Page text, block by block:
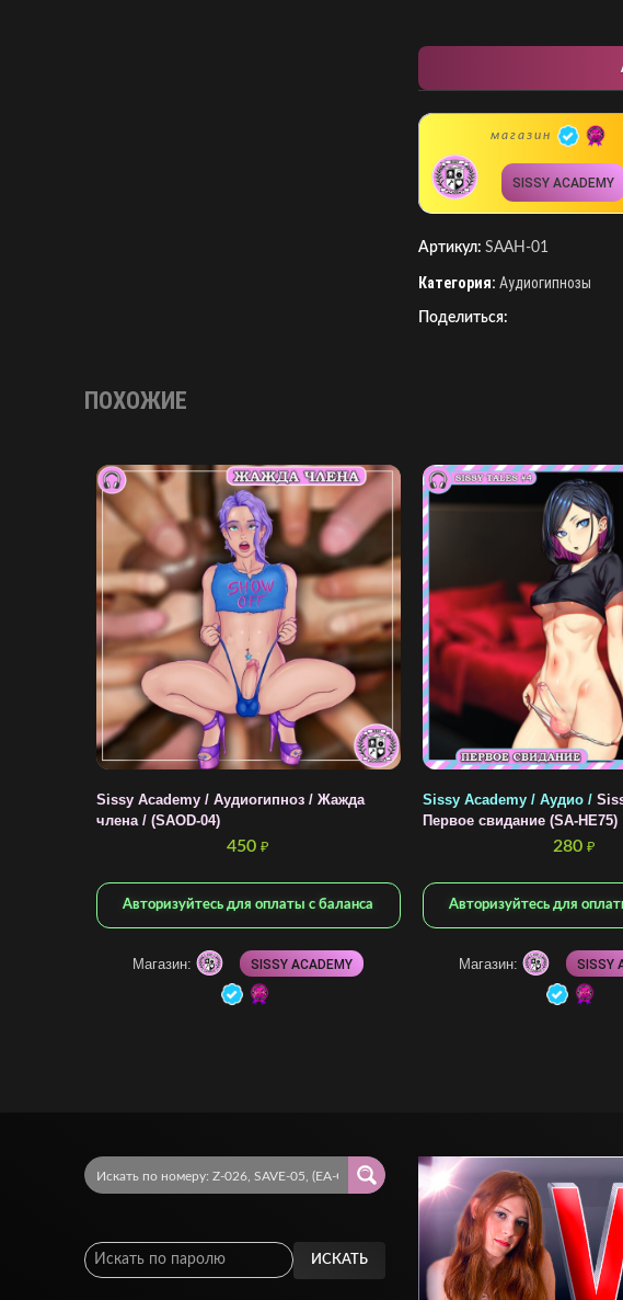
магазин
SISSY ACADEMY
Артикул: SAAH-01
Категория: Аудиогипнозы
Поделиться:
ПОХОЖИЕ
Sissy Academy / Аудиогипноз / Жажда
члена / (SAOD-04)
450₽
Авторизуйтесь для оплаты с баланса
Магазин: SISSY ACADEMY
Sissy Academy / Аудио /
Первое свидание (SA-HE75)
280 ₽
Авторизуйтесь для
Магазин: SISSY
ИСКАТЬ